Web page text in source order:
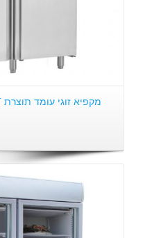
מקפיא זוגי עומד תוצרת MERCATUS-M7-1500ST